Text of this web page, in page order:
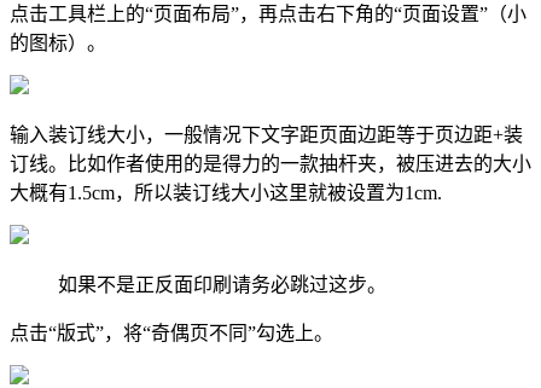
点击工具栏上的“页面布局”，再点击右下角的“页面设置”（小
的图标）。
输入装订线大小，一般情况下文字距页面边距等于页边距+装
订线。比如作者使用的是得力的一款抽杆夹，被压进去的大小
大概有1.5cm，所以装订线大小这里就被设置为1cm.
如果不是正反面印刷请务必跳过这步。
点击“版式”，将“奇偶页不同”勾选上。